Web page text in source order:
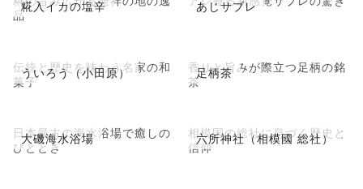
糀入イカの塩辛
品
あじサブレ
ういろう（小田原）
伝統と歴史を味わう名家の和
菓子
足柄茶
香りと旨みが際立つ足柄の銘
茶
大磯海水浴場
日本最古の海水浴場で癒しの
ひととき
六所神社（相模國 総社）
相模国の総社に息づく歴史と
信仰